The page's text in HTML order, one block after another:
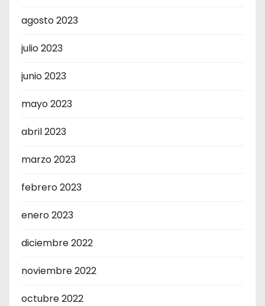
agosto 2023
julio 2023
junio 2023
mayo 2023
abril 2023
marzo 2023
febrero 2023
enero 2023
diciembre 2022
noviembre 2022
octubre 2022